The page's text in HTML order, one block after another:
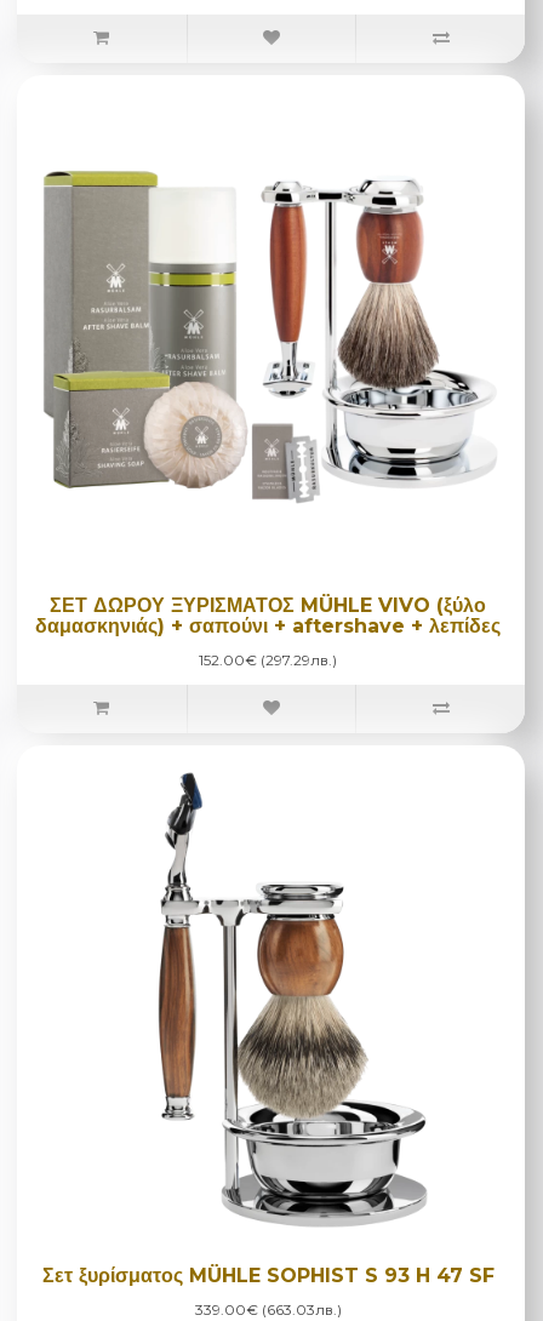
ΣΕΤ ΔΩΡΟΥ ΞΥΡΙΣΜΑΤΟΣ MÜHLE VIVO (ξύλο
δαμασκηνιάς) + σαπούνι + aftershave + λεπίδες
152.00€ (297.29лв.)
Σετ ξυρίσματος MÜHLE SOPHIST S 93 H 47 SF
339.00€ (663.03лв.)